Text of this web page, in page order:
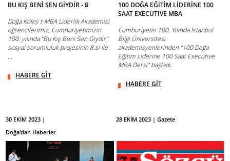
BU KIŞ BENİ SEN GİYDİR - 8
Doğa Koleji t-MBA Liderlik Akademisi
öğrencilerimiz, Cumhuriyetimizin
100. yılında "Bu Kış Beni Sen Giydir"
sosyal sorumluluk projesinin 8.si ile
...
HABERE GİT
100 DOĞA EĞİTİM LİDERİNE 100
SAAT EXECUTIVE MBA
Cumhuriyetin 100. Yılında İstanbul
Bilgi Üniversitesi
akademisyenlerinden “100 Doğa
Eğitim Liderine 100 Saat Executive
MBA Dersi” başladı.
HABERE GİT
30 EKİM 2023 |
Doğa'dan Haberler
28 EKİM 2023 | Gazete